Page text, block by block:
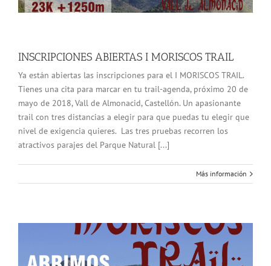
INSCRIPCIONES ABIERTAS I MORISCOS TRAIL
Ya están abiertas las inscripciones para el I MORISCOS TRAIL.
Tienes una cita para marcar en tu trail-agenda, próximo 20 de
mayo de 2018, Vall de Almonacid, Castellón. Un apasionante
trail con tres distancias a elegir para que puedas tu elegir que
nivel de exigencia quieres. Las tres pruebas recorren los
atractivos parajes del Parque Natural [...]
Más información